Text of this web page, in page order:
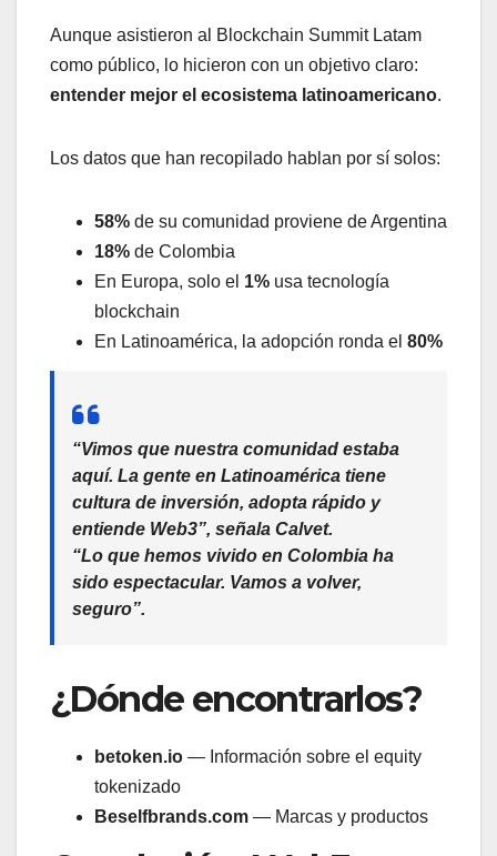
Aunque asistieron al Blockchain Summit Latam
como público, lo hicieron con un objetivo claro:
entender mejor el ecosistema latinoamericano.
Los datos que han recopilado hablan por sí solos:
58% de su comunidad proviene de Argentina
18% de Colombia
En Europa, solo el 1% usa tecnología
blockchain
En Latinoamérica, la adopción ronda el 80%
“Vimos que nuestra comunidad estaba
aquí. La gente en Latinoamérica tiene
cultura de inversión, adopta rápido y
entiende Web3”, señala Calvet.
“Lo que hemos vivido en Colombia ha
sido espectacular. Vamos a volver,
seguro”.
¿Dónde encontrarlos?
betoken.io — Información sobre el equity
tokenizado
Beselfbrands.com — Marcas y productos